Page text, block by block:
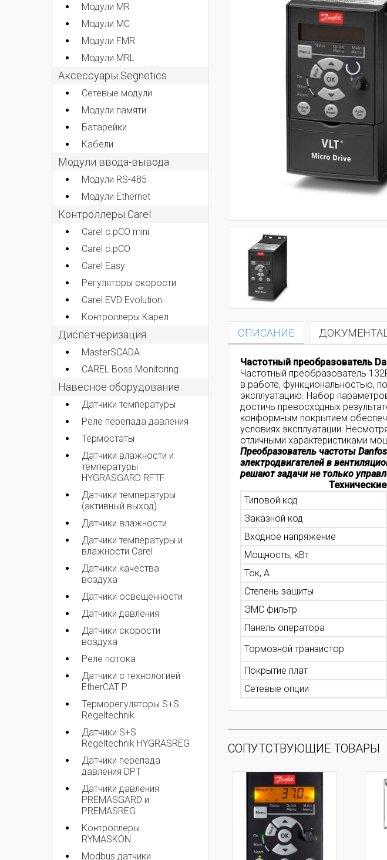
Модули MR
Модули MC
Модули FMR
Модули MRL
Аксессуары Segnetics
Сетевые модули
Модули памяти
Батарейки
Кабели
Модули ввода-вывода
Модули RS-485
Модули Ethernet
Контроллеры Carel
Carel c.pCO mini
Carel c.pCO
Carel Easy
Регуляторы скорости
Carel EVD Evolution
Контроллеры Карел
Диспетчеризация
MasterSCADA
CAREL Boss Monitoring
Навесное оборудование
Датчики температуры
Реле перепада давления
Термостаты
Датчики влажности и
температуры
HYGRASGARD RFTF
Датчики температуры
(активный выход)
Датчики влажности
Датчики температуры и
влажности Carel
Датчики качества
воздуха
Датчики освещенности
Датчики давления
Датчики скорости
воздуха
Реле потока
Датчики с технологией
EtherCAT P
Терморегуляторы S+S
Regeltechnik
Датчики S+S
Regeltechnik HYGRASREG
Датчики перепада
давления DPT
Датчики давления
PREMASGARD и
PREMASREG
Контроллеры
RYMASKON
Modbus датчики
ОПИСАНИЕ
Частотный преобразователь
Частотный преобразователь
в работе, функциональностью,
эксплуатацию. Набор
достичь превосходных
конформным покрытием
условиях эксплуатации.
отличными характеристиками
Преобразователь частоты
электродвигателей в
решают задачи не только
Типовой код
Заказной код
Входное напряжение
Мощность, кВт
Ток, А
Степень защиты
ЭМС фильтр
Панель оператора
Тормозной транзистор
Покрытие плат
Сетевые опции
СОПУТСТВУЮЩИЕ ТОВАРЫ